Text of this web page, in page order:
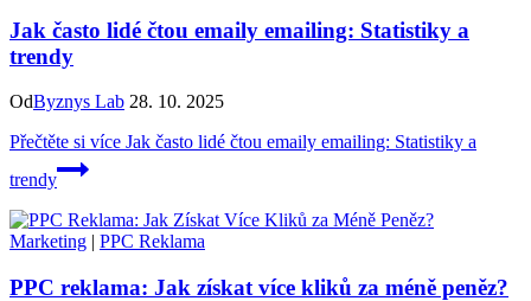
Jak často lidé čtou emaily emailing: Statistiky a
trendy
OdByznys Lab 28. 10. 2025
Přečtěte si více Jak často lidé čtou emaily emailing: Statistiky a
trendy
Marketing | PPC Reklama
PPC reklama: Jak získat více kliků za méně peněz?